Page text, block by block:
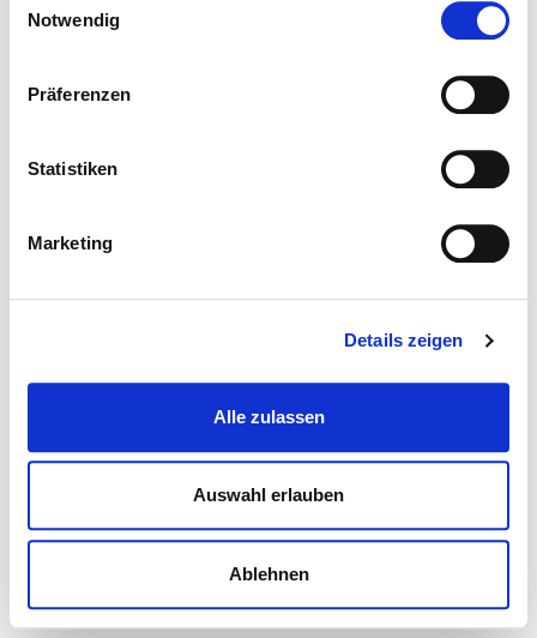
Notwendig
Präferenzen
Statistiken
Marketing
Details zeigen
Alle zulassen
Auswahl erlauben
Ablehnen